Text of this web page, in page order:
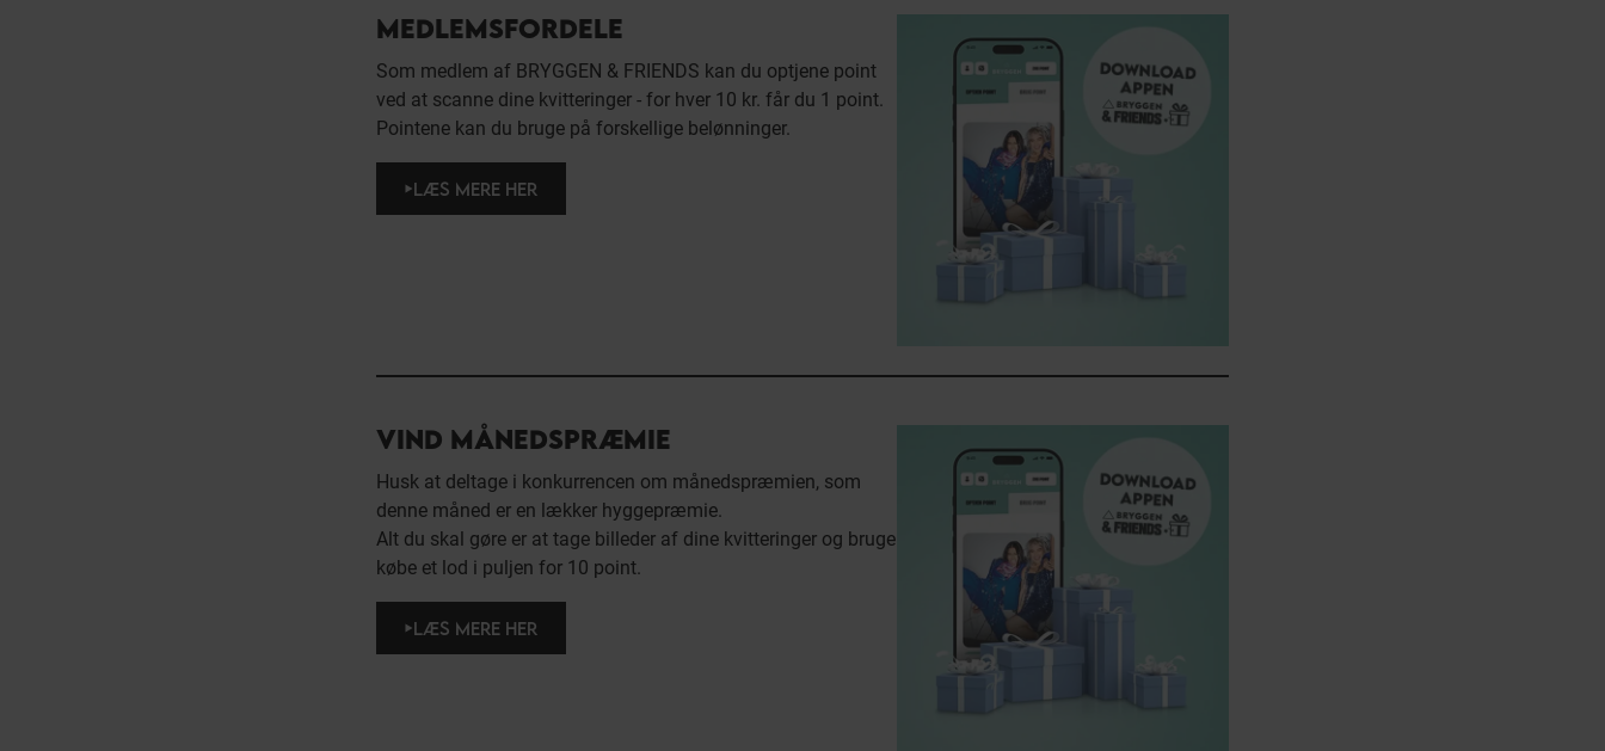
MEDLEMSFORDELE
Som medlem af BRYGGEN & FRIENDS kan du optjene point
ved at scanne dine kvitteringer - for hver 10 kr. får du 1 point.
Pointene kan du bruge på forskellige belønninger.
LÆS MERE HER
VIND MÅNEDSPRÆMIE
Husk at deltage i konkurrencen om månedspræmien, som
denne måned er en lækker hyggepræmie.
Alt du skal gøre er at tage billeder af dine kvitteringer og bruge
købe et lod i puljen for 10 point.
LÆS MERE HER